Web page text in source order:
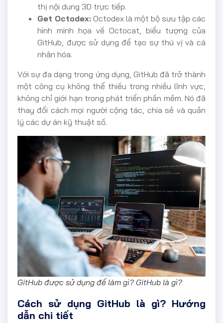
thị nội dung 3D trực tiếp.
Get Octodex: Octodex là một bộ sưu tập các
hình minh họa về Octocat, biểu tượng của
GitHub, được sử dụng để tạo sự thú vị và cá
nhân hóa.
Với sự đa dạng trong ứng dụng, GitHub đã trở thành
một công cụ không thể thiếu trong nhiều lĩnh vực,
không chỉ giới hạn trong phát triển phần mềm. Nó đã
thay đổi cách mọi người cộng tác, chia sẻ và quản
lý các dự án kỹ thuật số.
GitHub được sử dụng để làm gì? GitHub là gì?
Cách sử dụng GitHub là gì? Hướng
dẫn chi tiết